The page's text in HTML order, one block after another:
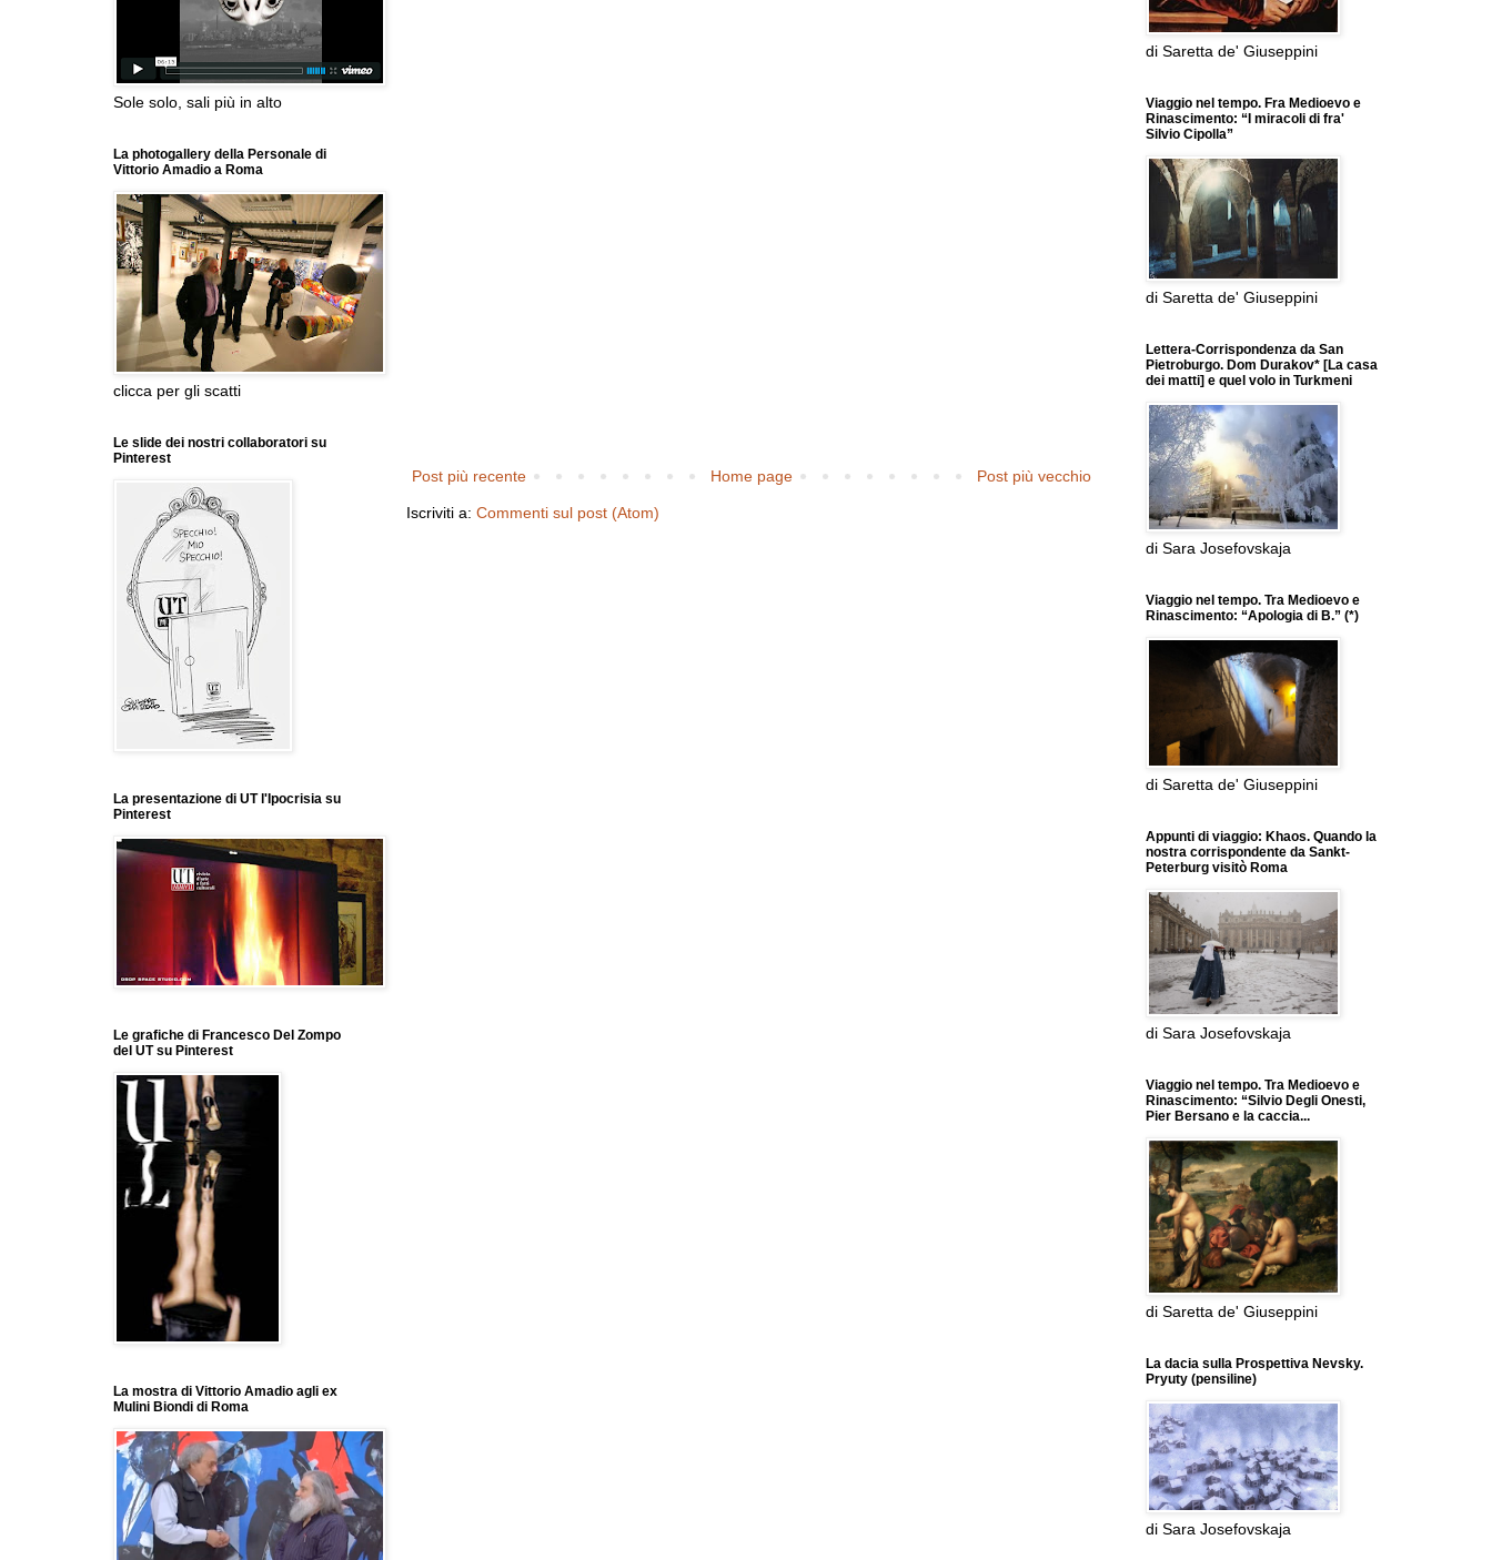
Post più recente Post più vecchio
Home page
Iscriviti a: Commenti sul post (Atom)
Sole solo, sali più in alto
La photogallery della Personale di
Vittorio Amadio a Roma
clicca per gli scatti
Le slide dei nostri collaboratori su
Pinterest
La presentazione di UT l'Ipocrisia su
Pinterest
Le grafiche di Francesco Del Zompo
del UT su Pinterest
La mostra di Vittorio Amadio agli ex
Mulini Biondi di Roma
di Saretta de' Giuseppini
Viaggio nel tempo. Fra Medioevo e
Rinascimento: “I miracoli di fra'
Silvio Cipolla”
di Saretta de' Giuseppini
Lettera-Corrispondenza da San
Pietroburgo. Dom Durakov* [La casa
dei matti] e quel volo in Turkmeni
di Sara Josefovskaja
Viaggio nel tempo. Tra Medioevo e
Rinascimento: “Apologia di B.” (*)
di Saretta de' Giuseppini
Appunti di viaggio: Khaos. Quando la
nostra corrispondente da Sankt-
Peterburg visitò Roma
di Sara Josefovskaja
Viaggio nel tempo. Tra Medioevo e
Rinascimento: “Silvio Degli Onesti,
Pier Bersano e la caccia...
di Saretta de' Giuseppini
La dacia sulla Prospettiva Nevsky.
Pryuty (pensiline)
di Sara Josefovskaja